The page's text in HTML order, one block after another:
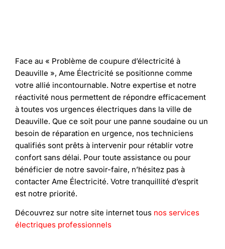
Face au « Problème de coupure d’électricité à
Deauville », Ame Électricité se positionne comme
votre allié incontournable. Notre expertise et notre
réactivité nous permettent de répondre efficacement
à toutes vos urgences électriques dans la ville de
Deauville. Que ce soit pour une panne soudaine ou un
besoin de réparation en urgence, nos techniciens
qualifiés sont prêts à intervenir pour rétablir votre
confort sans délai. Pour toute assistance ou pour
bénéficier de notre savoir-faire, n’hésitez pas à
contacter Ame Électricité. Votre tranquillité d’esprit
est notre priorité.
Découvrez sur notre site internet tous nos services
électriques professionnels